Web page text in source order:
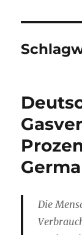
Die